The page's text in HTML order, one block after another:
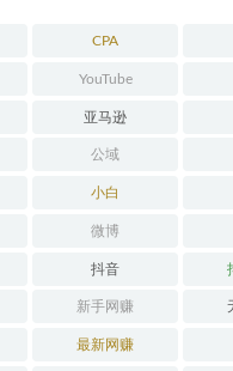
CPA
YouTube
亚马逊
公域
小白
微博
抖音
新手网赚
最新网赚